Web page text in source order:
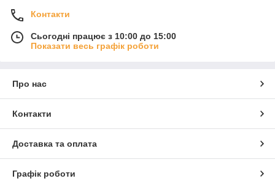
Контакти
Сьогодні працює з 10:00 до 15:00
Показати весь графік роботи
Про нас
Контакти
Доставка та оплата
Графік роботи